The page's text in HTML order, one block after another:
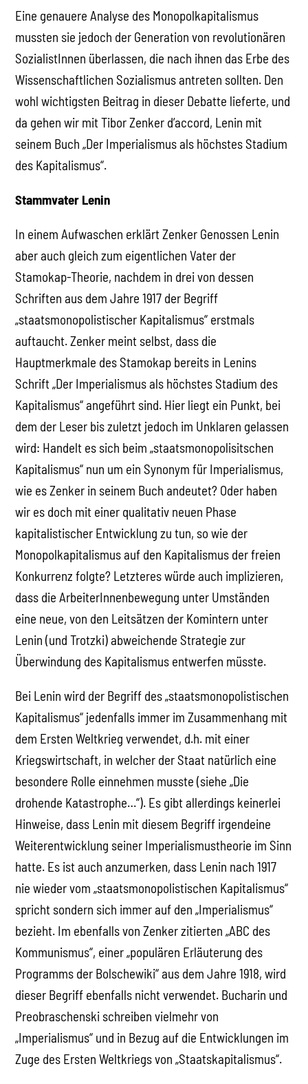
Eine genauere Analyse des Monopolkapitalismus
mussten sie jedoch der Generation von revolutionären
SozialistInnen überlassen, die nach ihnen das Erbe des
Wissenschaftlichen Sozialismus antreten sollten. Den
wohl wichtigsten Beitrag in dieser Debatte lieferte, und
da gehen wir mit Tibor Zenker d’accord, Lenin mit
seinem Buch „Der Imperialismus als höchstes Stadium
des Kapitalismus“.
Stammvater Lenin
In einem Aufwaschen erklärt Zenker Genossen Lenin
aber auch gleich zum eigentlichen Vater der
Stamokap-Theorie, nachdem in drei von dessen
Schriften aus dem Jahre 1917 der Begriff
„staatsmonopolistischer Kapitalismus“ erstmals
auftaucht. Zenker meint selbst, dass die
Hauptmerkmale des Stamokap bereits in Lenins
Schrift „Der Imperialismus als höchstes Stadium des
Kapitalismus“ angeführt sind. Hier liegt ein Punkt, bei
dem der Leser bis zuletzt jedoch im Unklaren gelassen
wird: Handelt es sich beim „staatsmonopolisitschen
Kapitalismus“ nun um ein Synonym für Imperialismus,
wie es Zenker in seinem Buch andeutet? Oder haben
wir es doch mit einer qualitativ neuen Phase
kapitalistischer Entwicklung zu tun, so wie der
Monopolkapitalismus auf den Kapitalismus der freien
Konkurrenz folgte? Letzteres würde auch implizieren,
dass die ArbeiterInnenbewegung unter Umständen
eine neue, von den Leitsätzen der Komintern unter
Lenin (und Trotzki) abweichende Strategie zur
Überwindung des Kapitalismus entwerfen müsste.
Bei Lenin wird der Begriff des „staatsmonopolistischen
Kapitalismus“ jedenfalls immer im Zusammenhang mit
dem Ersten Weltkrieg verwendet, d.h. mit einer
Kriegswirtschaft, in welcher der Staat natürlich eine
besondere Rolle einnehmen musste (siehe „Die
drohende Katastrophe…“). Es gibt allerdings keinerlei
Hinweise, dass Lenin mit diesem Begriff irgendeine
Weiterentwicklung seiner Imperialismustheorie im Sinn
hatte. Es ist auch anzumerken, dass Lenin nach 1917
nie wieder vom „staatsmonopolistischen Kapitalismus“
spricht sondern sich immer auf den „Imperialismus“
bezieht. Im ebenfalls von Zenker zitierten „ABC des
Kommunismus“, einer „populären Erläuterung des
Programms der Bolschewiki“ aus dem Jahre 1918, wird
dieser Begriff ebenfalls nicht verwendet. Bucharin und
Preobraschenski schreiben vielmehr von
„Imperialismus“ und in Bezug auf die Entwicklungen im
Zuge des Ersten Weltkriegs von „Staatskapitalismus“.